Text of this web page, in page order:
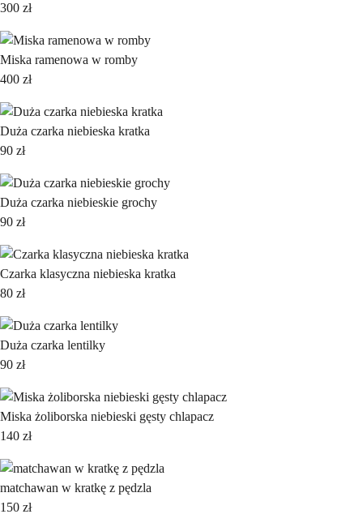
300 zł
Miska ramenowa w romby
400 zł
Duża czarka niebieska kratka
90 zł
Duża czarka niebieskie grochy
90 zł
Czarka klasyczna niebieska kratka
80 zł
Duża czarka lentilky
90 zł
Miska żoliborska niebieski gęsty chlapacz
140 zł
matchawan w kratkę z pędzla
150 zł